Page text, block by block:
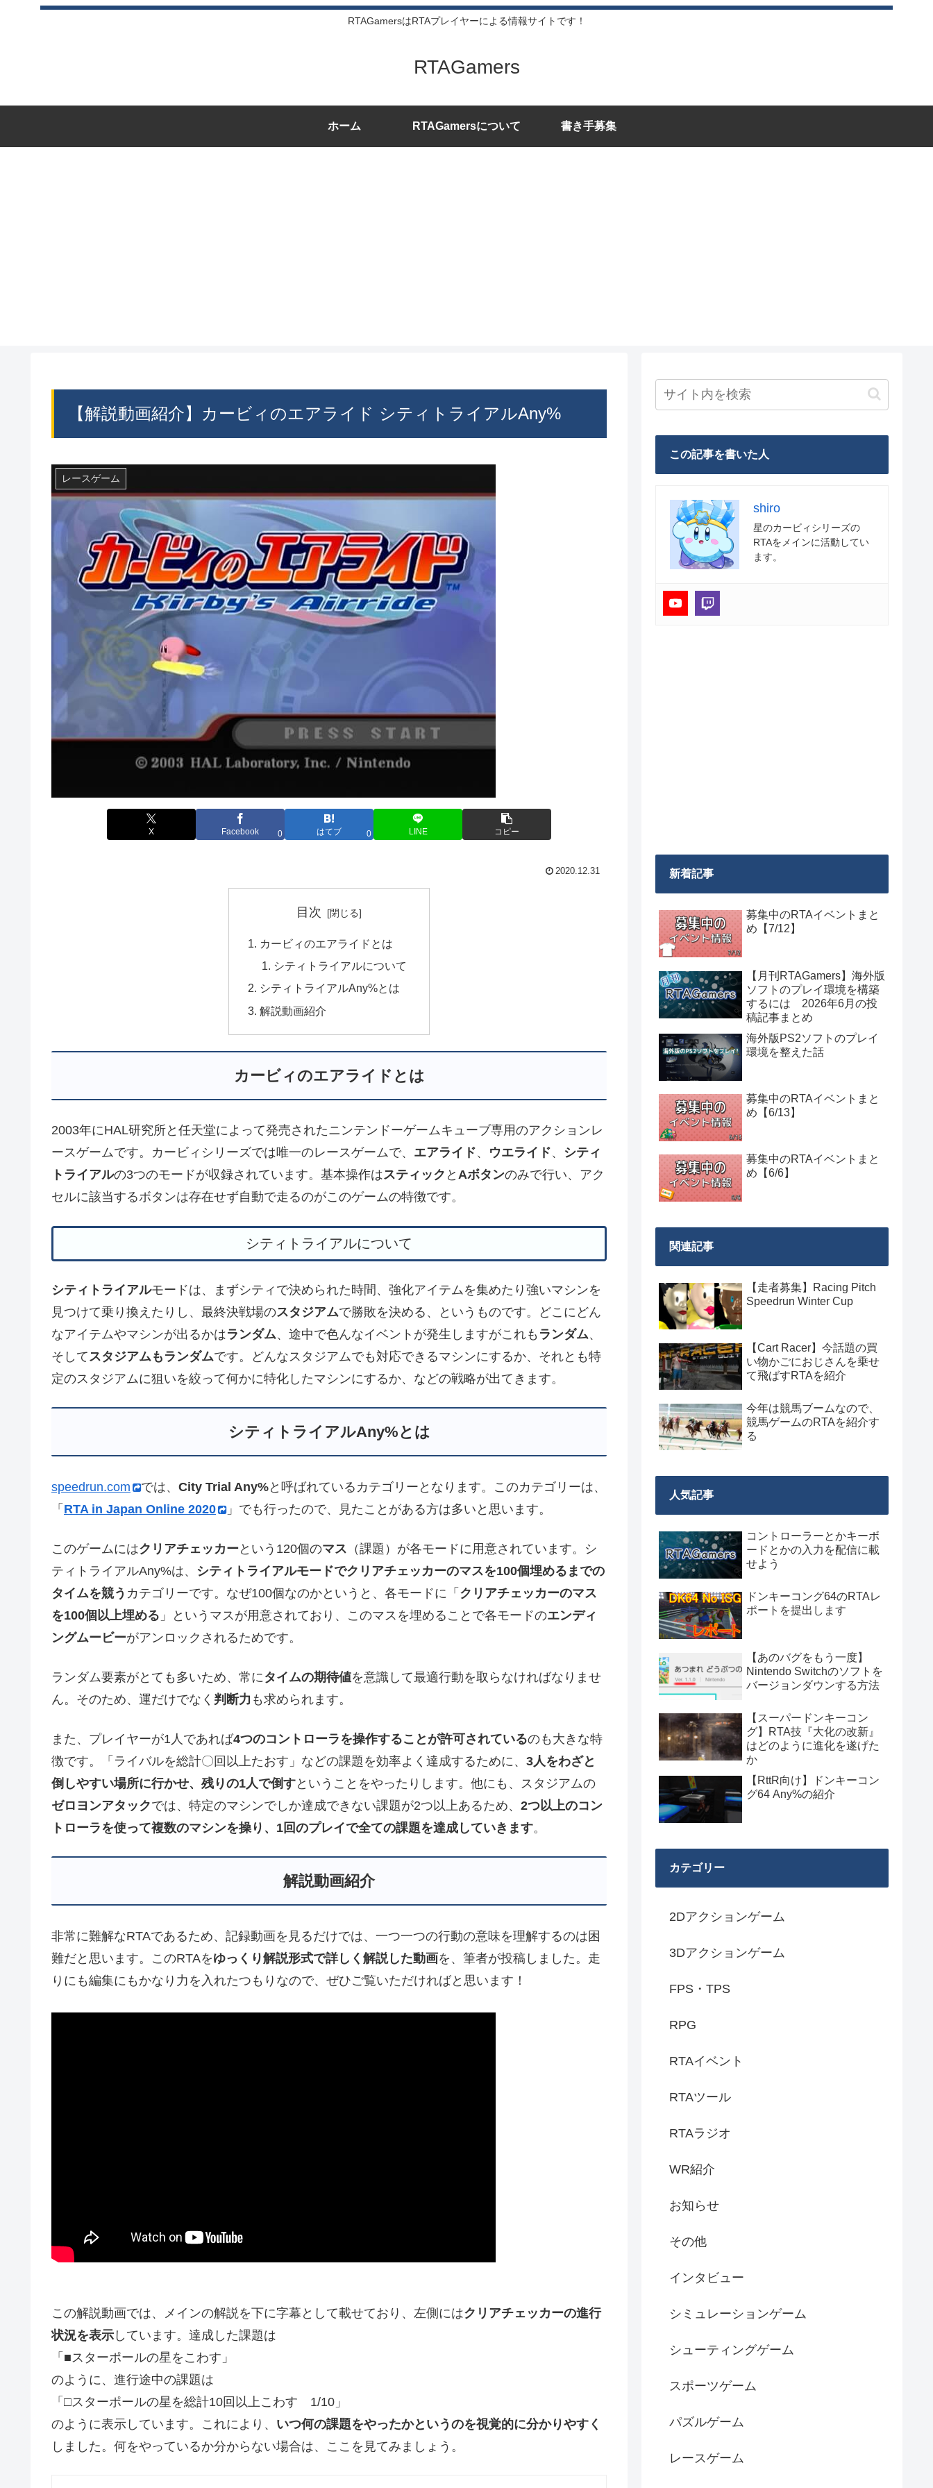
RTAGamersはRTAプレイヤーによる情報サイトです！
RTAGamers
ホーム RTAGamersについて 書き手募集
【解説動画紹介】カービィのエアライド シティトライアルAny%
レースゲーム
X Facebook 0 はてブ 0 LINE コピー
2020.12.31
目次
カービィのエアライドとは
シティトライアルについて
シティトライアルAny%とは
解説動画紹介
カービィのエアライドとは
2003年にHAL研究所と任天堂によって発売されたニンテンドーゲームキューブ専用のアクションレ
ースゲームです。カービィシリーズでは唯一のレースゲームで、 エアライド、 ウエライド、 シティ
トライアルの3つのモードが収録されています。基本操作はスティック と Aボタンのみで行い、アク
セルに該当するボタンは存在せず自動で走るのがこのゲームの特徴です。
シティトライアルについて
シティトライアルモードは、まずシティで決められた時間、強化アイテムを集めたり強いマシンを
見つけて乗り換えたりし、最終決戦場のスタジアムで勝敗を決める、というものです。どこにどん
なアイテムやマシンが出るかはランダム、途中で色んなイベントが発生しますがこれも ランダム、
そして スタジアムもランダムです。どんなスタジアムでも対応できるマシンにするか、それとも特
定のスタジアムに狙いを絞って何かに特化したマシンにするか、などの戦略が出てきます。
シティトライアルAny%とは
speedrun.com では、 City Trial Any%と呼ばれているカテゴリーとなります。このカテゴリーは、
「 RTA in Japan Online 2020 」でも行ったので、見たことがある方は多いと思います。
このゲームにはクリアチェッカーという120個のマス （課題）が各モードに用意されています。シ
ティトライアルAny%は、 シティトライアルモードでクリアチェッカーのマスを100個埋めるまでの
タイムを競う カテゴリーです。なぜ100個なのかというと、各モードに「 クリアチェッカーのマス
を100個以上埋める 」というマスが用意されており、このマスを埋めることで各モードのエンディ
ングムービーがアンロックされるためです。
ランダム要素がとても多いため、常にタイムの期待値を意識して最適行動を取らなければなりませ
ん。そのため、運だけでなく 判断力 も求められます。
また、プレイヤーが1人であれば4つのコントローラを操作することが許可されているのも大きな特
徴です。「ライバルを総計〇回以上たおす」などの課題を効率よく達成するために、 3人をわざと
倒しやすい場所に行かせ、残りの1人で倒すということをやったりします。他にも、スタジアムの
ゼロヨンアタックでは、特定のマシンでしか達成できない課題が2つ以上あるため、 2つ以上のコン
トローラを使って複数のマシンを操り、1回のプレイで全ての課題を達成していきます。
解説動画紹介
非常に難解なRTAであるため、記録動画を見るだけでは、一つ一つの行動の意味を理解するのは困
難だと思います。このRTAをゆっくり解説形式で詳しく解説した動画を、筆者が投稿しました。走
りにも編集にもかなり力を入れたつもりなので、ぜひご覧いただければと思います！
この解説動画では、メインの解説を下に字幕として載せており、左側にはクリアチェッカーの進行
状況を表示 しています。達成した課題は
「■スターポールの星をこわす」
のように、進行途中の課題は
「□スターポールの星を総計10回以上こわす 1/10」
のように表示しています。これにより、 いつ何の課題をやったかというのを視覚的に分かりやすく
しました。何をやっているか分からない場合は、ここを見てみましょう。
この記事を書いた人
shiro
星のカービィシリーズの
RTAをメインに活動してい
ます。
新着記事
募集中のRTAイベントまと
め【7/12】
【月刊RTAGamers】海外版
ソフトのプレイ環境を構築
するには 2026年6月の投
稿記事まとめ
海外版PS2ソフトのプレイ
環境を整えた話
募集中のRTAイベントまと
め【6/13】
募集中のRTAイベントまと
め【6/6】
関連記事
【走者募集】Racing Pitch
Speedrun Winter Cup
【Cart Racer】今話題の買
い物かごにおじさんを乗せ
て飛ばすRTAを紹介
今年は競馬ブームなので、
競馬ゲームのRTAを紹介す
る
人気記事
コントローラーとかキーボ
ードとかの入力を配信に載
せよう
ドンキーコング64のRTAレ
ポートを提出します
【あのバグをもう一度】
Nintendo Switchのソフトを
バージョンダウンする方法
【スーパードンキーコン
グ】RTA技『大化の改新』
はどのように進化を遂げた
か
【RttR向け】ドンキーコン
グ64 Any%の紹介
カテゴリー
2Dアクションゲーム
3Dアクションゲーム
FPS・TPS
RPG
RTAイベント
RTAツール
RTAラジオ
WR紹介
お知らせ
その他
インタビュー
シミュレーションゲーム
シューティングゲーム
スポーツゲーム
パズルゲーム
レースゲーム